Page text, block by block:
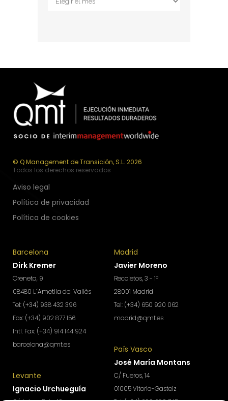
© Q Management de Transición, S.L. 2026
Todos los derechos reservados
Aviso legal
Política de privacidad
Política de cookies
Barcelona
Dirk Kremer
Oreneta, 9
08480 L´Ametlla del Vallès
Tel: (+34) 938 432 396
Fax: (+34) 902 877 156
Intl. Fax: (+34) 914 144 924
barcelona@qmt.es
Levante
Ignacio Urchueguía
Madrid
Javier Moreno
Recoletos, 3 - 1º
28001 Madrid
Tel: (+34) 650 920 062
madrid@qmt.es
País Vasco
José María Montans
C/ Fueros, 14
01005 Vitoria-Gasteiz